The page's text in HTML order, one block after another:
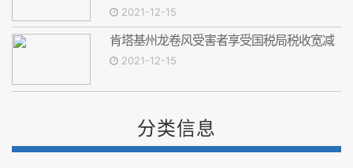
2021-12-15
肯塔基州龙卷风受害者享受国税局税收宽减
2021-12-15
分类信息